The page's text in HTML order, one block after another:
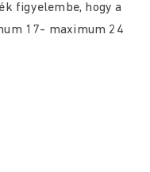
figyelembe, hogy a
17- maximum 24